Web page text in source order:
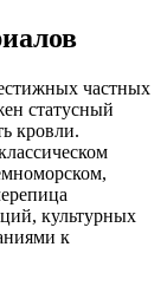
частных
статусный
кровли.
культурных
к